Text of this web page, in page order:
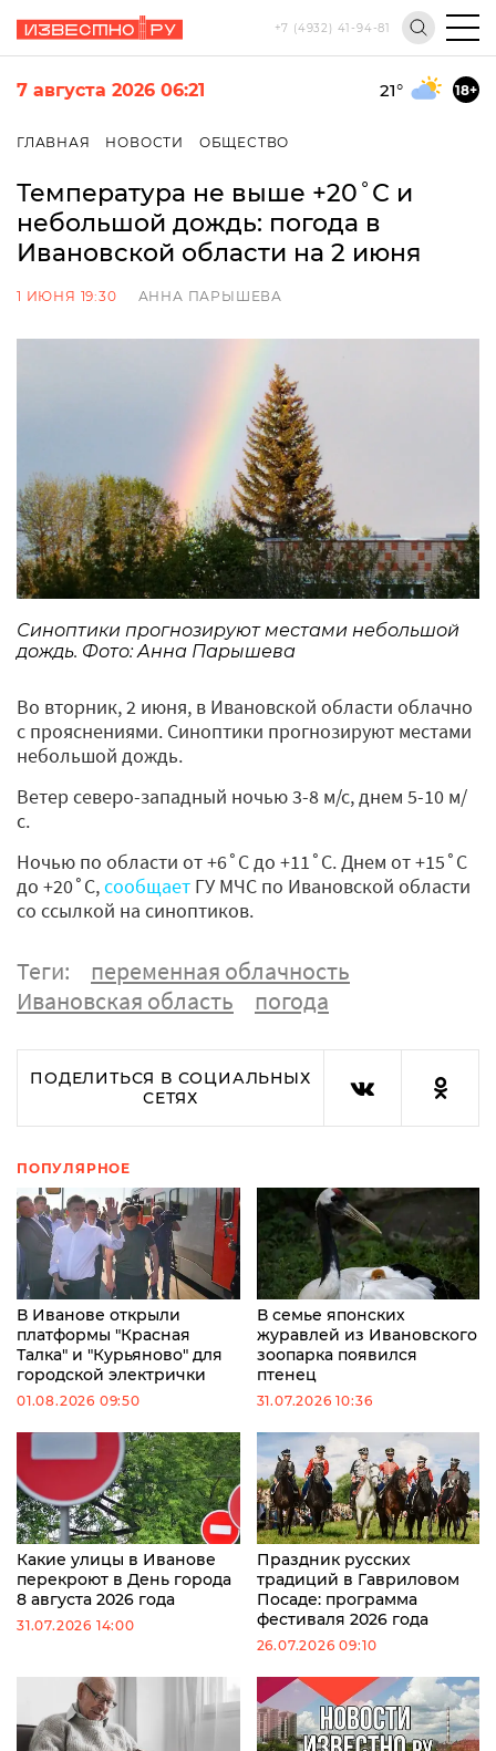
+7 (4932) 41-94-81
7 августа 2026 06:21 21° 18+
ГЛАВНАЯ НОВОСТИ ОБЩЕСТВО
Температура не выше +20˚С и
небольшой дождь: погода в
Ивановской области на 2 июня
1 ИЮНЯ 19:30 АННА ПАРЫШЕВА
Синоптики прогнозируют местами небольшой
дождь. Фото: Анна Парышева
Во вторник, 2 июня, в Ивановской области облачно
с прояснениями. Синоптики прогнозируют местами
небольшой дождь.
Ветер северо-западный ночью 3-8 м/с, днем 5-10 м/
с.
Ночью по области от +6˚С до +11˚С. Днем от +15˚С
до +20˚С,сообщает ГУ МЧС по Ивановской области
со ссылкой на синоптиков.
Теги:
переменная облачность
Ивановская область
погода
ПОДЕЛИТЬСЯ В СОЦИАЛЬНЫХ
СЕТЯХ
ПОПУЛЯРНОЕ
В Иванове открыли
платформы "Красная
Талка" и "Курьяново" для
городской электрички
01.08.2026 09:50
В семье японских
журавлей из Ивановского
зоопарка появился
птенец
31.07.2026 10:36
Какие улицы в Иванове
перекроют в День города
8 августа 2026 года
31.07.2026 14:00
Праздник русских
традиций в Гавриловом
Посаде: программа
фестиваля 2026 года
26.07.2026 09:10